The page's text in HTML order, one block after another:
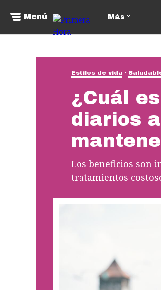
Menú Más
Estilos de vida
¿Cuál
diarios
Los beneficios son
tratamientos